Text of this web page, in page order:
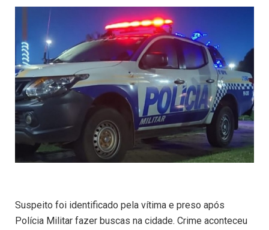
Suspeito foi identificado pela vítima e preso após
Polícia Militar fazer buscas na cidade. Crime aconteceu